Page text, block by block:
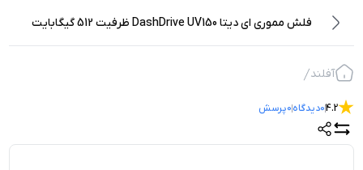
فلش مموری ای دیتا DashDrive UV150 ظرفیت 512 گیگابایت
آفلند
4.2
0دیدگاه0پرسش